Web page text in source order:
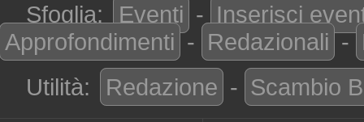
Sfoglia: Eventi - Inserisci
Approfondimenti - Redazionali -
Utilità:
Redazione - Scambio